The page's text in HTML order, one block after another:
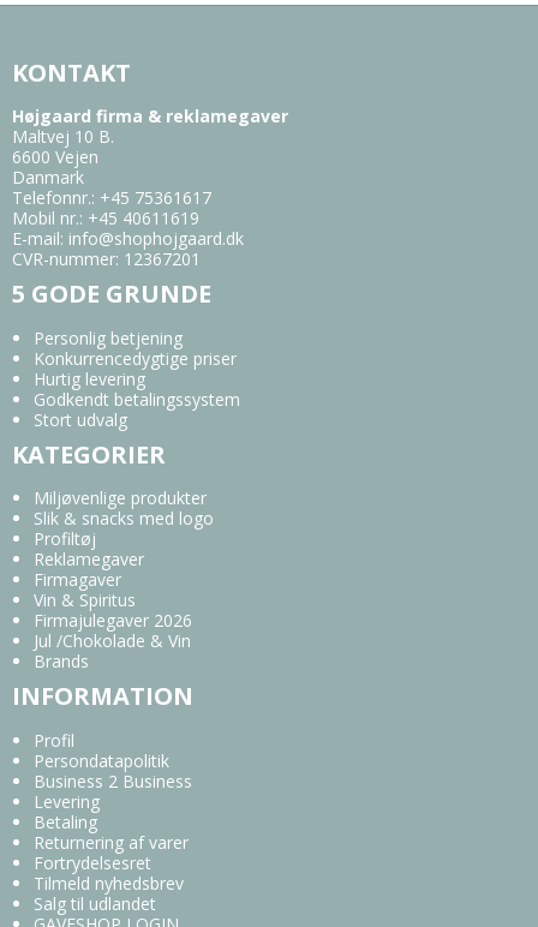
KONTAKT
Højgaard firma & reklamegaver
Maltvej 10 B.
6600 Vejen
Danmark
Telefonnr.: +45 75361617
Mobil nr.: +45 40611619
E-mail: info@shophojgaard.dk
CVR-nummer: 12367201
5 GODE GRUNDE
Personlig betjening
Konkurrencedygtige priser
Hurtig levering
Godkendt betalingssystem
Stort udvalg
KATEGORIER
Miljøvenlige produkter
Slik & snacks med logo
Profiltøj
Reklamegaver
Firmagaver
Vin & Spiritus
Firmajulegaver 2026
Jul /Chokolade & Vin
Brands
INFORMATION
Profil
Persondatapolitik
Business 2 Business
Levering
Betaling
Returnering af varer
Fortrydelsesret
Tilmeld nyhedsbrev
Salg til udlandet